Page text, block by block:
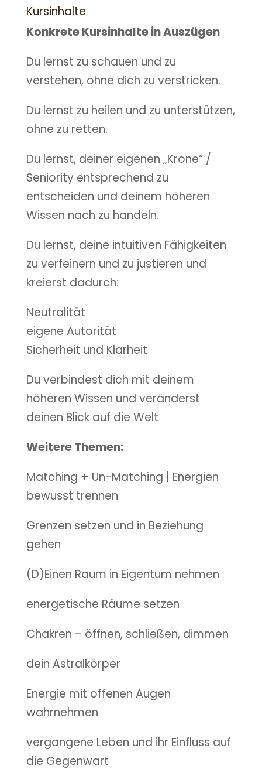
Kursinhalte
Konkrete Kursinhalte in Auszügen
Du lernst zu schauen und zu
verstehen, ohne dich zu verstricken.
Du lernst zu heilen und zu unterstützen,
ohne zu retten.
Du lernst, deiner eigenen „Krone“ /
Seniority entsprechend zu
entscheiden und deinem höheren
Wissen nach zu handeln.
Du lernst, deine intuitiven Fähigkeiten
zu verfeinern und zu justieren und
kreierst dadurch:
Neutralität
eigene Autorität
Sicherheit und Klarheit
Du verbindest dich mit deinem
höheren Wissen und veränderst
deinen Blick auf die Welt
Weitere Themen:
Matching + Un-Matching | Energien
bewusst trennen
Grenzen setzen und in Beziehung
gehen
(D)Einen Raum in Eigentum nehmen
energetische Räume setzen
Chakren – öffnen, schließen, dimmen
dein Astralkörper
Energie mit offenen Augen
wahrnehmen
vergangene Leben und ihr Einfluss auf
die Gegenwart